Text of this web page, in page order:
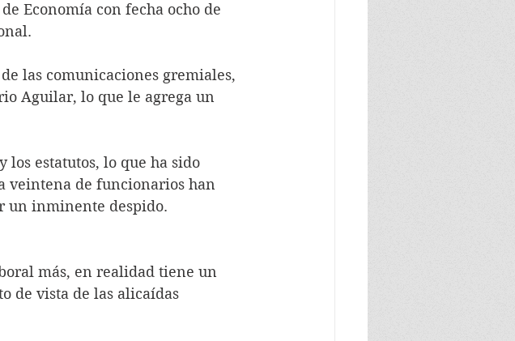
Economía con fecha ocho de
las comunicaciones gremiales,
Aguilar, lo que le agrega un
los estatutos, lo que ha sido
veintena de funcionarios han
un inminente despido.
más, en realidad tiene un
de vista de las alicaídas